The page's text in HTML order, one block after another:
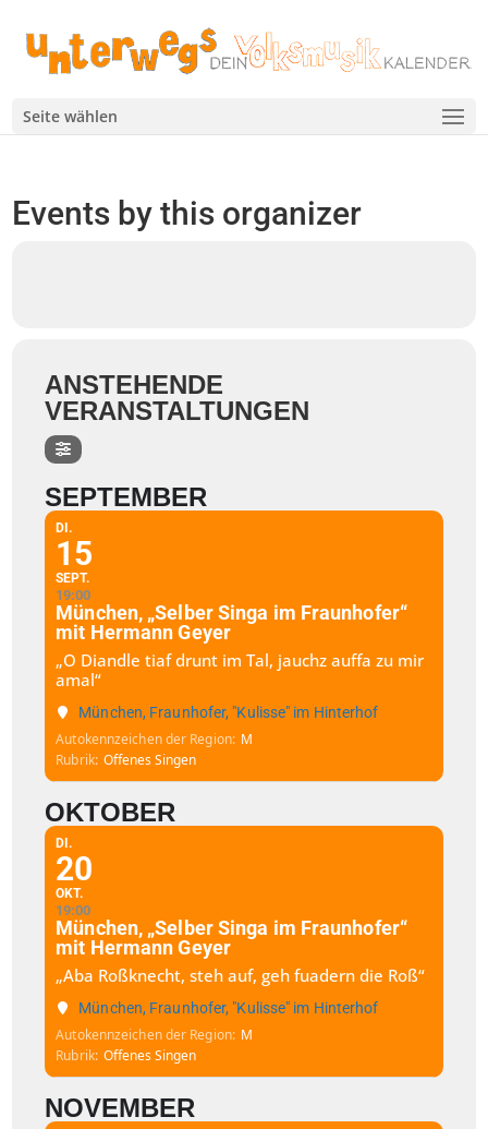
Seite wählen
Events by this organizer
ANSTEHENDE
VERANSTALTUNGEN
SEPTEMBER
DI.
15
SEPT.
19:00
München, „Selber Singa im Fraunhofer“
mit Hermann Geyer
„O Diandle tiaf drunt im Tal, jauchz auffa zu mir
amal“
München, Fraunhofer, "Kulisse" im Hinterhof
Autokennzeichen der Region M
Rubrik Offenes Singen
OKTOBER
DI.
20
OKT.
19:00
München, „Selber Singa im Fraunhofer“
mit Hermann Geyer
„Aba Roßknecht, steh auf, geh fuadern die Roß“
München, Fraunhofer, "Kulisse" im Hinterhof
Autokennzeichen der Region M
Rubrik Offenes Singen
NOVEMBER